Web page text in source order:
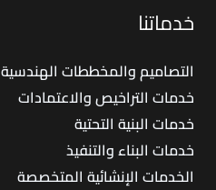
خدماتنا
التصاميم والمخططات الهندسية
خدمات التراخيص والاعتمادات
خدمات البنية التحتية
خدمات البناء والتنفيذ
الخدمات الإنشائية المتخصصة